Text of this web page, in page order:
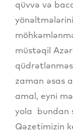
qüvvə və
müstəqil
zaman əsas
amal, eyni
yola bundan
Qəzetimizin